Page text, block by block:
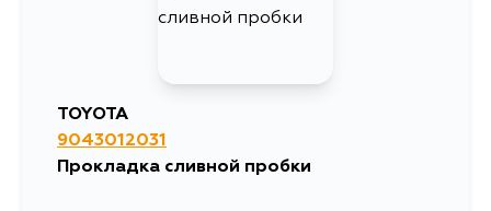
TOYOTA
9043012031
Прокладка сливной пробки